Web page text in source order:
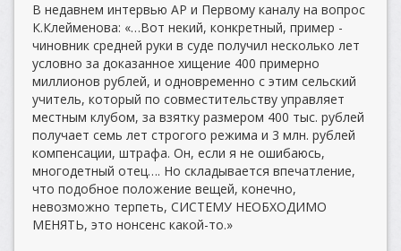
В недавнем интервью AP и Первому каналу на вопрос
К.Клейменова: «…Вот некий, конкретный, пример -
чиновник средней руки в суде получил несколько лет
условно за доказанное хищение 400 примерно
миллионов рублей, и одновременно с этим сельский
учитель, который по совместительству управляет
местным клубом, за взятку размером 400 тыс. рублей
получает семь лет строгого режима и 3 млн. рублей
компенсации, штрафа. Он, если я не ошибаюсь,
многодетный отец…. Но складывается впечатление,
что подобное положение вещей, конечно,
невозможно терпеть, СИСТЕМУ НЕОБХОДИМО
МЕНЯТЬ, это нонсенс какой-то.»